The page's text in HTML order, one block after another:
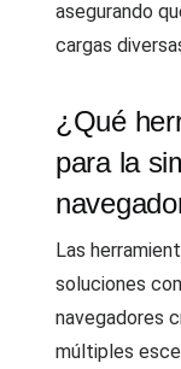
asegurando
cargas
¿Qué
para la
Las
soluciones
navegadores
múltiples